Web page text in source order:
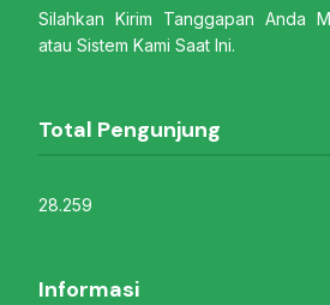
Silahkan Kirim Tanggapan Anda
atau Sistem Kami Saat Ini.
Total Pengunjung
28.259
Informasi